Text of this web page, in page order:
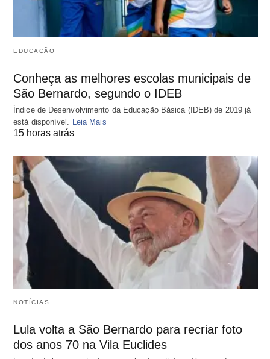
EDUCAÇÃO
Conheça as melhores escolas municipais de
São Bernardo, segundo o IDEB
Índice de Desenvolvimento da Educação Básica (IDEB) de 2019 já
está disponível.
Leia Mais
15 horas atrás
NOTÍCIAS
Lula volta a São Bernardo para recriar foto
dos anos 70 na Vila Euclides